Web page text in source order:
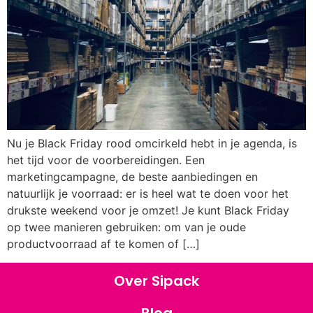
Nu je Black Friday rood omcirkeld hebt in je agenda, is
het tijd voor de voorbereidingen. Een
marketingcampagne, de beste aanbiedingen en
natuurlijk je voorraad: er is heel wat te doen voor het
drukste weekend voor je omzet! Je kunt Black Friday
op twee manieren gebruiken: om van je oude
productvoorraad af te komen of […]
Over Sipack